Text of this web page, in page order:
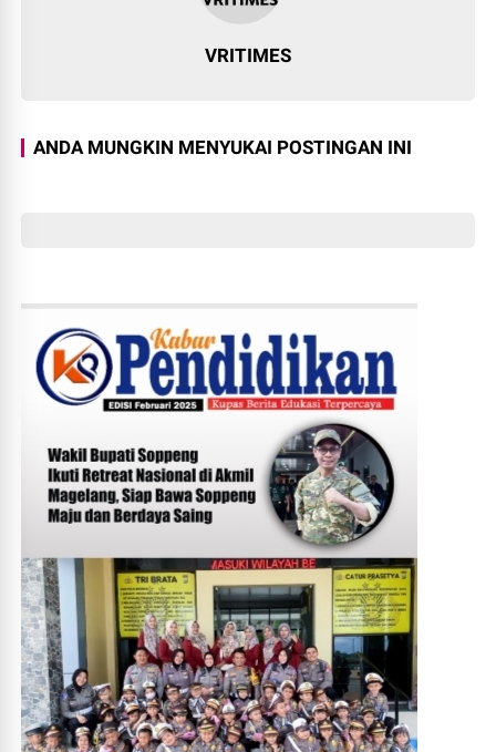
VRITIMES
ANDA MUNGKIN MENYUKAI POSTINGAN INI